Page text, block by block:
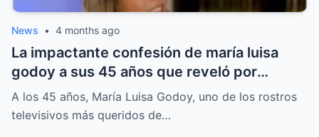
News • 4 months ago
La impactante confesión de maría luisa
godoy a sus 45 años que reveló por
primera vez cómo su matrimonio fue un
verdadero infierno y dejó al descubierto
A los 45 años, María Luisa Godoy, uno de los rostros
televisivos más queridos de…